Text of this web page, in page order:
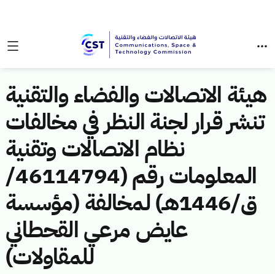
هيئة الاتصالات والفضاء والتقنية
تنشر قرار لجنة النظر في مخالفات
نظام الاتصالات وتقنية
المعلومات رقم (46114794/
ق/1446هـ) لمخالفة (مؤسسة
عايض مرعي القحطاني
للمقاولات)